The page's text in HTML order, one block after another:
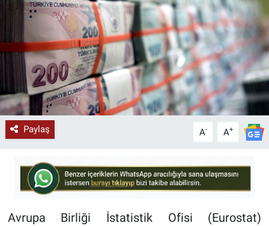
Paylaş A- A+
Avrupa Birliği İstatistik Ofisi (Eurostat)
RESMİ İLAN